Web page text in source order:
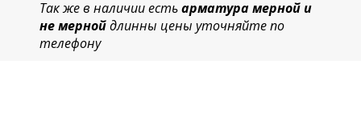
Так же в наличии естьарматура мерной и
не мернойдлинны цены уточняйте по
телефону